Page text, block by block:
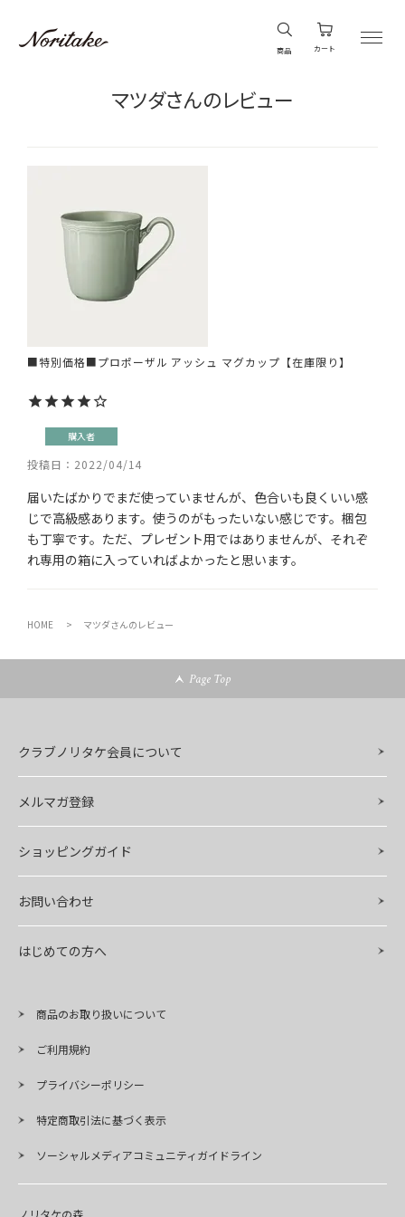
商品 カート
マツダさんのレビュー
■特別価格■プロポーザル アッシュ マグカップ【在庫限り】
購入者
投稿日 2022/04/14
届いたばかりでまだ使っていませんが、色合いも良くいい感
じで高級感あります。使うのがもったいない感じです。梱包
も丁寧です。ただ、プレゼント用ではありませんが、それぞ
れ専用の箱に入っていればよかったと思います。
HOME マツダさんのレビュー
Page Top
クラブノリタケ会員について
メルマガ登録
ショッピングガイド
お問い合わせ
はじめての方へ
商品のお取り扱いについて
ご利用規約
プライバシーポリシー
特定商取引法に基づく表示
ソーシャルメディアコミュニティガイドライン
ノリタケの森